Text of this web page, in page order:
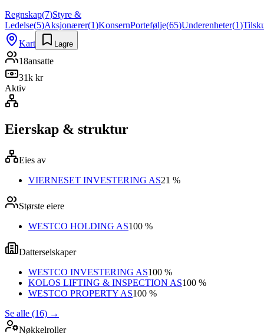
Regnskap(7)Styre &
Ledelse(5)Aksjonærer(1)KonsernPortefølje(65)Underenheter(1)
Kart
Lagre
18ansatte
31k kr
Aktiv
Eierskap & struktur
Eies av
VIERNESET INVESTERING AS21 %
Største eiere
WESTCO HOLDING AS100 %
Datterselskaper
WESTCO INVESTERING AS100 %
KOLOS LIFTING & INSPECTION AS100 %
WESTCO PROPERTY AS100 %
Se alle (16) →
Nøkkelroller